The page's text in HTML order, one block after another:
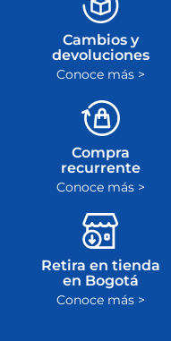
Cambios y
devoluciones
Conoce más >
Compra
recurrente
Conoce más >
Retira en tienda
en Bogotá
Conoce más >